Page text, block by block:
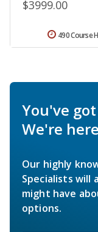
$3999.00
490 Course
You've
We're
Our highly
Specialists will
might have
options.